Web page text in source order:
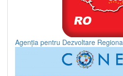
Agenția pentru Dezvoltare